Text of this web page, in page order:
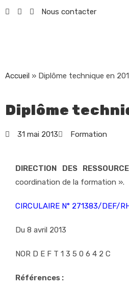
Nous contacter
Accueil » Diplôme technique en
Diplôme
31 mai 2013 Formation
DIRECTION DES
coordination de la formation ».
CIRCULAIRE N° 271383/DEF/
Du 8 avril 2013
NOR D E F T 1 3 5 0 6 4 2 C
Références :